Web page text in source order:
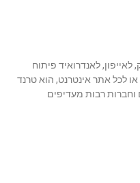
לאייפון, לאנדרואיד פיתוח
או לכל אתר אינטרנט, הוא טרנד
רבות מעדיפים